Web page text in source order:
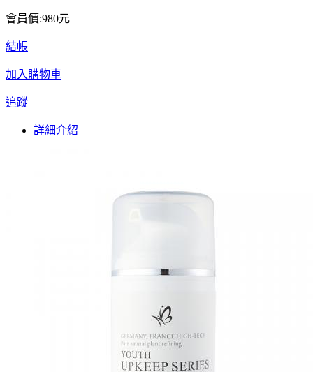
會員價:980元
結帳
加入購物車
追蹤
詳細介紹